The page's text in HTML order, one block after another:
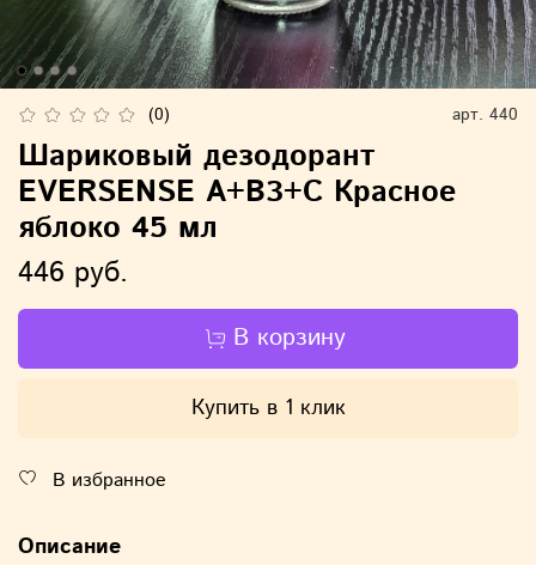
(0) арт. 440
Шариковый дезодорант
EVERSENSE A+B3+C Красное
яблоко 45 мл
446 руб.
В корзину
Купить в 1 клик
В избранное
Описание